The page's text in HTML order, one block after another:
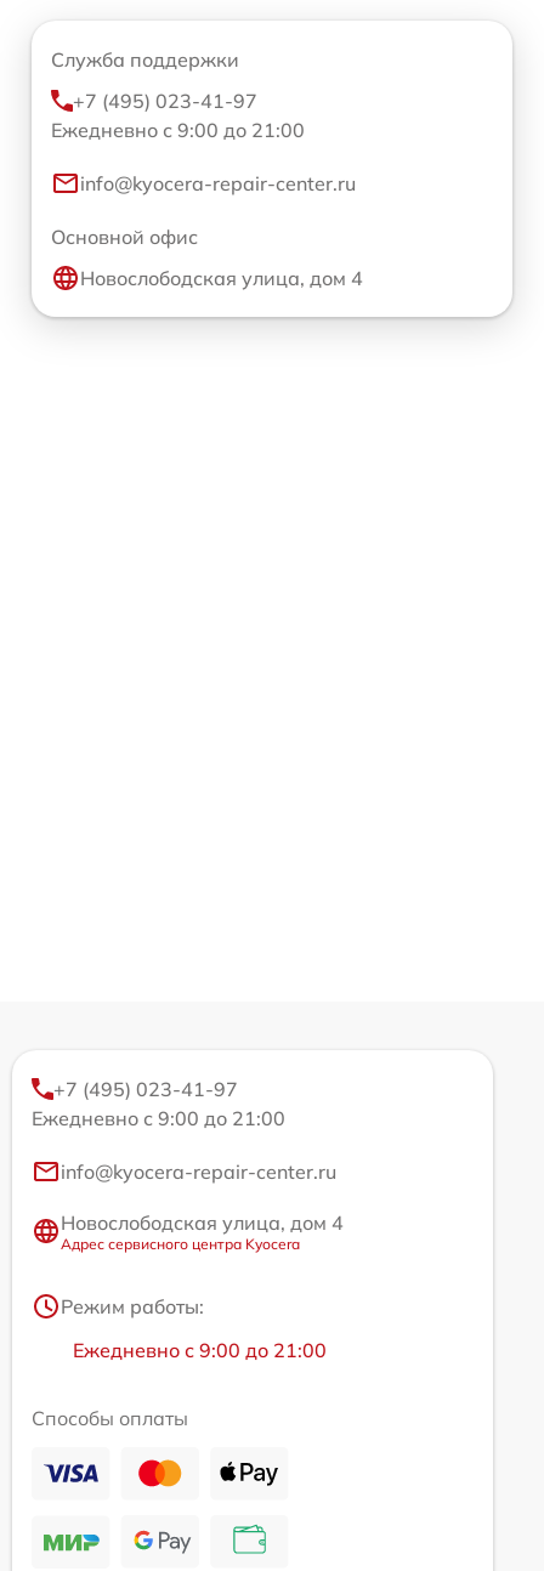
Служба поддержки
+7 (495) 023-41-97
Ежедневно с 9:00 до 21:00
info@kyocera-repair-center.ru
Основной офис
Новослободская улица, дом 4
+7 (495) 023-41-97
Ежедневно с 9:00 до 21:00
info@kyocera-repair-center.ru
Новослободская улица, дом 4
Адрес сервисного центра Kyocera
Режим работы:
Ежедневно с 9:00 до 21:00
Способы оплаты